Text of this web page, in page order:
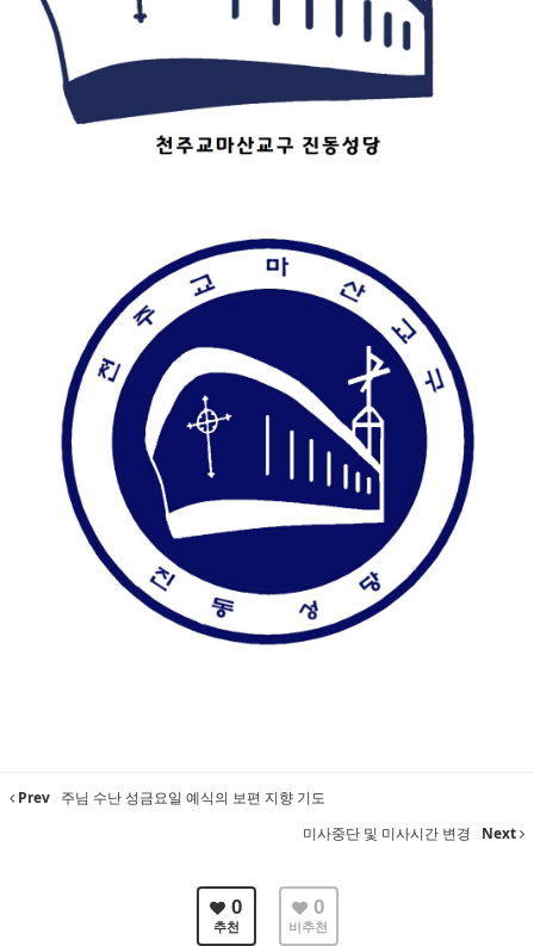
Prev 주님 수난 성금요일 예식의 보편 지향 기도
미사중단 및 미사시간 변경
Next
0
추천
0
비추천